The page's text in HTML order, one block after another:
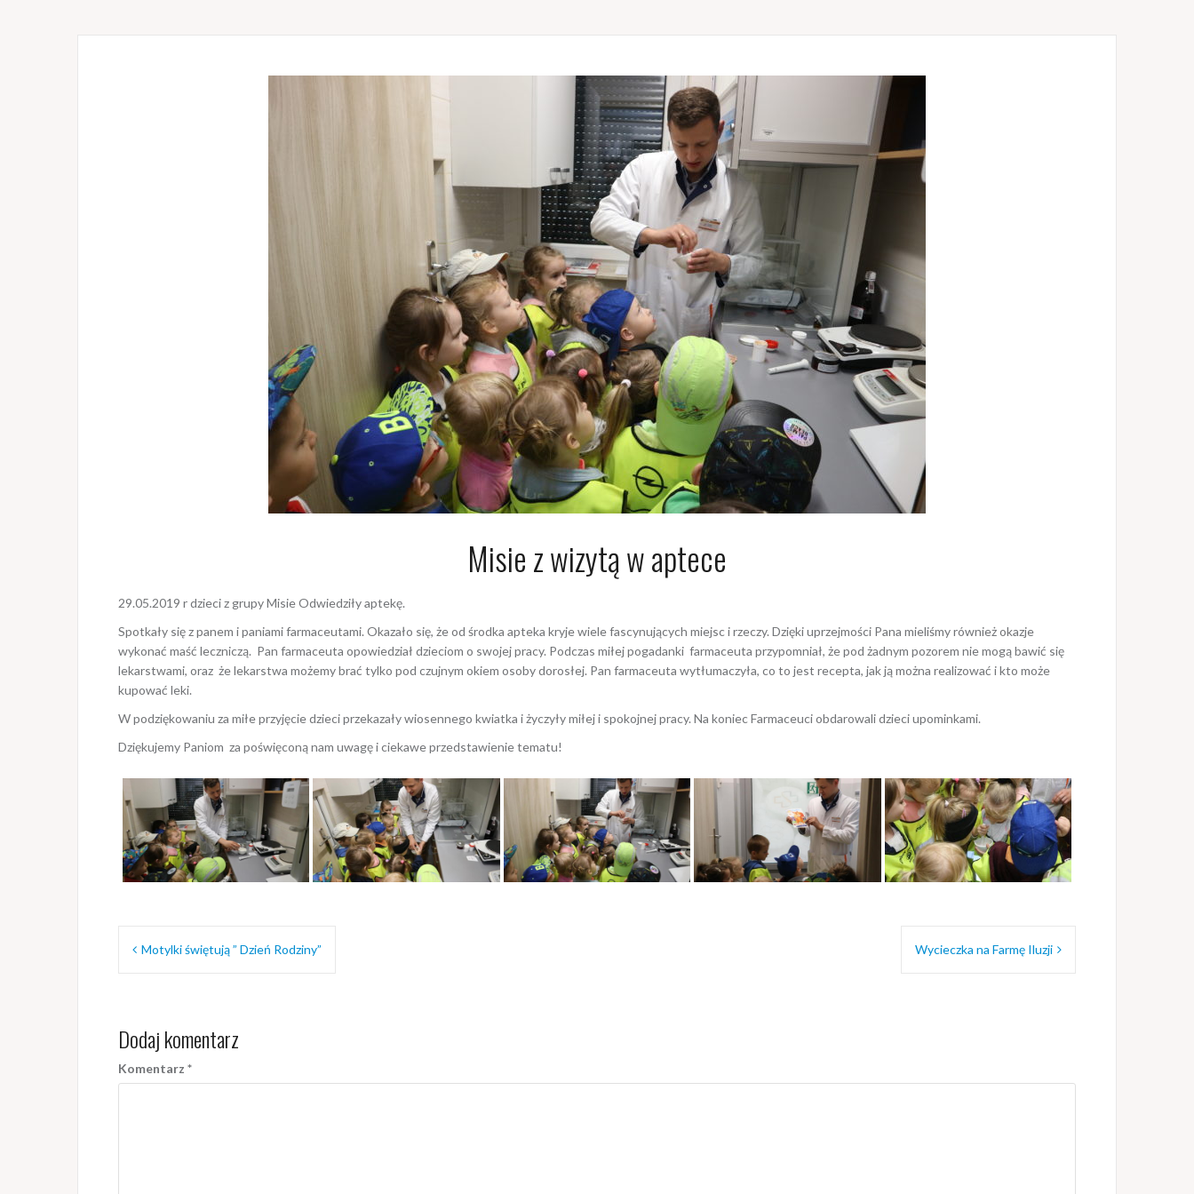
Misie z wizytą w aptece
29.05.2019 r dzieci z grupy Misie Odwiedziły aptekę.
Spotkały się z panem i paniami farmaceutami. Okazało się, że od środka apteka kryje wiele fascynujących miejsc i rzeczy. Dzięki uprzejmości Pana mieliśmy również okazje
wykonać maść leczniczą. Pan farmaceuta opowiedział dzieciom o swojej pracy. Podczas miłej pogadanki farmaceuta przypomniał, że pod żadnym pozorem nie mogą bawić się
lekarstwami, oraz że lekarstwa możemy brać tylko pod czujnym okiem osoby dorosłej. Pan farmaceuta wytłumaczyła, co to jest recepta, jak ją można realizować i kto może
kupować leki.
W podziękowaniu za miłe przyjęcie dzieci przekazały wiosennego kwiatka i życzyły miłej i spokojnej pracy. Na koniec Farmaceuci obdarowali dzieci upominkami.
Dziękujemy Paniom za poświęconą nam uwagę i ciekawe przedstawienie tematu!
Nawigacja
wpisu
Motylki świętują ” Dzień Rodziny” Wycieczka na Farmę Iluzji
Dodaj komentarz
Komentarz *